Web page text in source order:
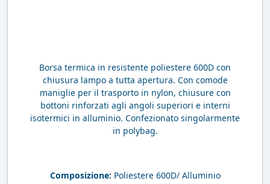
Borsa termica in resistente poliestere 600D con
chiusura lampo a tutta apertura. Con comode
maniglie per il trasporto in nylon, chiusure con
bottoni rinforzati agli angoli superiori e interni
isotermici in alluminio. Confezionato singolarmente
in polybag.
Composizione: Poliestere 600D/ Alluminio